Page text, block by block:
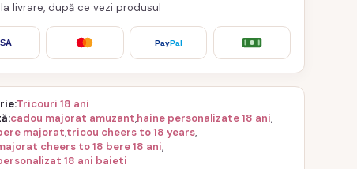
livrare, după ce vezi produsul
PayPal
Tricouri 18 ani
cadou majorat amuzant,haine personalizate 18 ani,
majorat,tricou cheers to 18 years,
cheers to 18 bere 18 ani,
18 ani baieti